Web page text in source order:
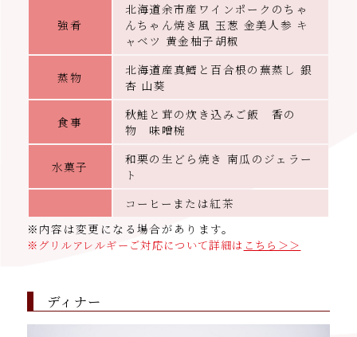
強肴
北海道余市産ワインポークのちゃ
んちゃん焼き風 玉葱 金美人参 キ
ャベツ 黄金柚子胡椒
蒸物
北海道産真鱈と百合根の蕪蒸し 銀
杏 山葵
食事
秋鮭と茸の炊き込みご飯 香の
物 味噌椀
水菓子
和栗の生どら焼き 南瓜のジェラー
ト
コーヒーまたは紅茶
※内容は変更になる場合があります。
※グリルアレルギーご対応について詳細は こちら＞＞
ディナー